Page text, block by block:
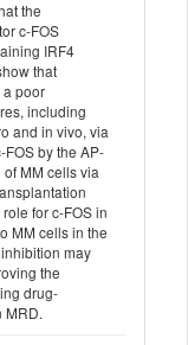
the
c-FOS
IRF4
that
a poor
including
and in vivo, via
by the AP-
MM cells via
for c-FOS in
MM cells in the
may
the
drug-
MRD.